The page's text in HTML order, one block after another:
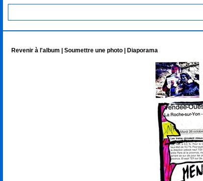
Revenir à l'album Soumettre une photo Diaporama